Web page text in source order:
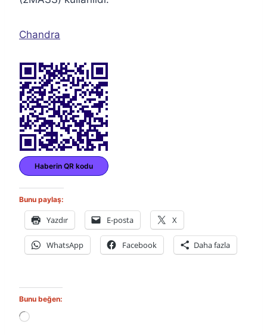
Chandra
Haberin QR kodu
Bunu paylaş:
Yazdır E-posta X
WhatsApp Facebook Daha fazla
Bunu beğen:
Y